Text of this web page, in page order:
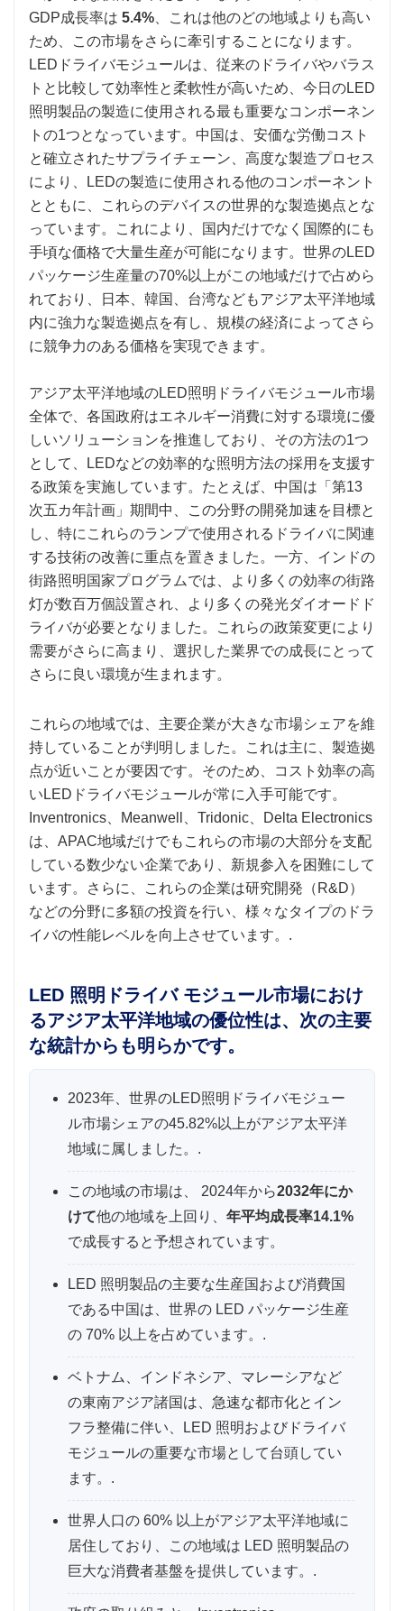
GDP成長率は 5.4% 、これは他のどの地域よりも高い
ため、この市場をさらに牽引することになります。
LEDドライバモジュールは、従来のドライバやバラス
トと比較して効率性と柔軟性が高いため、今日のLED
照明製品の製造に使用される最も重要なコンポーネン
トの1つとなっています。中国は、安価な労働コスト
と確立されたサプライチェーン、高度な製造プロセス
により、LEDの製造に使用される他のコンポーネント
とともに、これらのデバイスの世界的な製造拠点とな
っています。これにより、国内だけでなく国際的にも
手頃な価格で大量生産が可能になります。世界のLED
パッケージ生産量の70%以上がこの地域だけで占めら
れており、日本、韓国、台湾などもアジア太平洋地域
内に強力な製造拠点を有し、規模の経済によってさら
に競争力のある価格を実現できます。
アジア太平洋地域のLED照明ドライバモジュール市場
全体で、各国政府はエネルギー消費に対する環境に優
しいソリューションを推進しており、その方法の1つ
として、LEDなどの効率的な照明方法の採用を支援す
る政策を実施しています。たとえば、中国は「第13
次五カ年計画」期間中、この分野の開発加速を目標と
し、特にこれらのランプで使用されるドライバに関連
する技術の改善に重点を置きました。一方、インドの
街路照明国家プログラムでは、より多くの効率の街路
灯が数百万個設置され、より多くの発光ダイオードド
ライバが必要となりました。これらの政策変更により
需要がさらに高まり、選択した業界での成長にとって
さらに良い環境が生まれます。
これらの地域では、主要企業が大きな市場シェアを維
持していることが判明しました。これは主に、製造拠
点が近いことが要因です。そのため、コスト効率の高
いLEDドライバモジュールが常に入手可能です。
Inventronics、Meanwell、Tridonic、Delta Electronics
は、APAC地域だけでもこれらの市場の大部分を支配
している数少ない企業であり、新規参入を困難にして
います。さらに、これらの企業は研究開発（R&D）
などの分野に多額の投資を行い、様々なタイプのドラ
イバの性能レベルを向上させています。.
LED 照明ドライバ モジュール市場におけ
るアジア太平洋地域の優位性は、次の主要
な統計からも明らかです。
2023年、世界のLED照明ドライバモジュー
ル市場シェアの45.82%以上がアジア太平洋
地域に属しました。.
この地域の市場は、 2024年から2032年にか
けて他の地域を上回り、 年平均成長率14.1%
で成長すると予想されています。
LED 照明製品の主要な生産国および消費国
である中国は、世界の LED パッケージ生産
の 70% 以上を占めています。.
ベトナム、インドネシア、マレーシアなど
の東南アジア諸国は、急速な都市化とイン
フラ整備に伴い、LED 照明およびドライバ
モジュールの重要な市場として台頭してい
ます。.
世界人口の 60% 以上がアジア太平洋地域に
居住しており、この地域は LED 照明製品の
巨大な消費者基盤を提供しています。.